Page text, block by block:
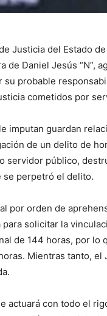
Justicia del Estado
de Daniel Jesús “N”,
su probable
cometidos por
imputan guardan
de un delito de
servidor público,
se perpetró el delito.
por orden de
solicitar la
de 144 horas, por lo
Mientras tanto,
actuará con todo el